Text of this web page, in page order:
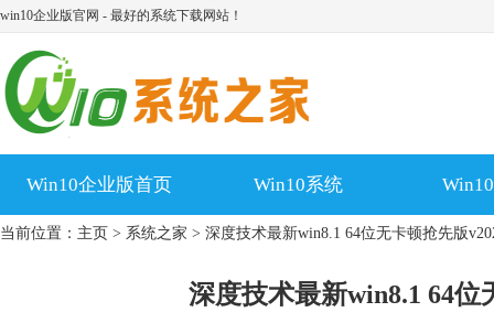
win10企业版官网 - 最好的系统下载网站！
Win10企业版首页 Win10系统
当前位置： 主页 > 系统之家 > 深度技术最新win8.1 64位无卡顿抢先版
深度技术最新win8.1 64位